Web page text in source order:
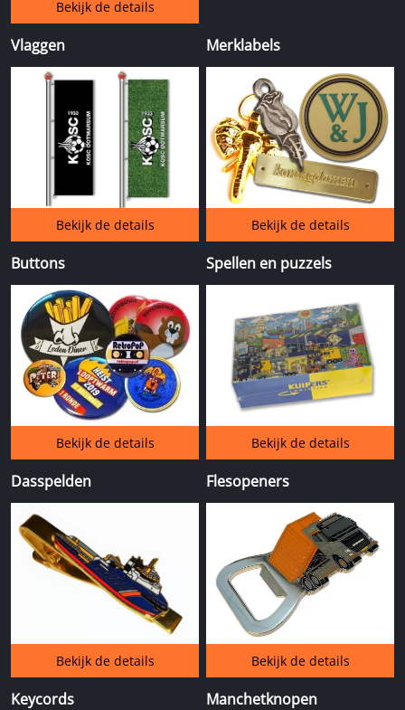
Bekijk de details
Vlaggen
Bekijk de details
Merklabels
Bekijk de details
Buttons
Bekijk de details
Spellen en puzzels
Bekijk de details
Dasspelden
Bekijk de details
Flesopeners
Bekijk de details
Keycords Manchetknopen